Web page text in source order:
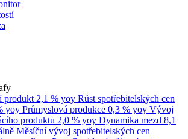
produkt 2,1 % yoy Růst spotřebitelských cen
yoy Průmyslová produkce 0,3 % yoy Vývoj
produktu 2,0 % yoy Dynamika mezd 8,1
Měsíční vývoj spotřebitelských cen